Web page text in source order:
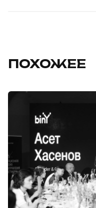
ПОХОЖЕЕ